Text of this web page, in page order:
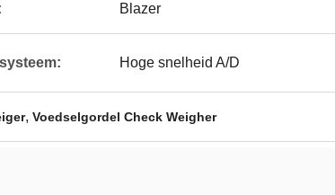
Blazer
Hoge snelheid A/D
, Voedselgordel Check Weigher